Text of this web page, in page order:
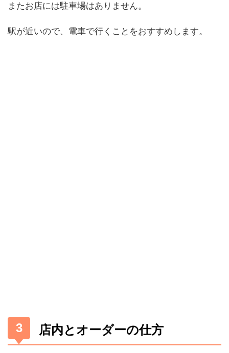
またお店には駐車場はありません。
駅が近いので、電車で行くことをおすすめします。
店内とオーダーの仕方